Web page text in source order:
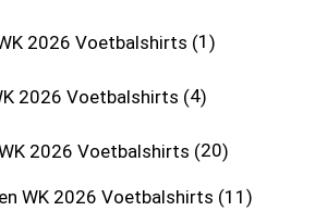
2026 Voetbalshirts 1
2026 Voetbalshirts 4
2026 Voetbalshirts 20
WK 2026 Voetbalshirts 11